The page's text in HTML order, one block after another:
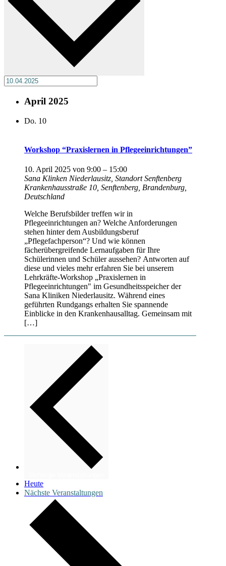
April 2025
Do. 10
Workshop “Praxislernen in Pflegeeinrichtungen”
10. April 2025 von 9:00 – 15:00
Sana Klinken Niederlausitz, Standort Senftenberg
Krankenhausstraße 10, Senftenberg, Brandenburg,
Deutschland
Welche Berufsbilder treffen wir in
Pflegeeinrichtungen an? Welche Anforderungen
stehen hinter dem Ausbildungsberuf
„Pflegefachperson“? Und wie können
fächerübergreifende Lernaufgaben für Ihre
Schülerinnen und Schüler aussehen? Antworten auf
diese und vieles mehr erfahren Sie bei unserem
Lehrkräfte-Workshop „Praxislernen in
Pflegeeinrichtungen" im Gesundheitsspeicher der
Sana Kliniken Niederlausitz. Während eines
geführten Rundgangs erhalten Sie spannende
Einblicke in den Krankenhausalltag. Gemeinsam mit
[…]
Heute
Nächste Veranstaltungen